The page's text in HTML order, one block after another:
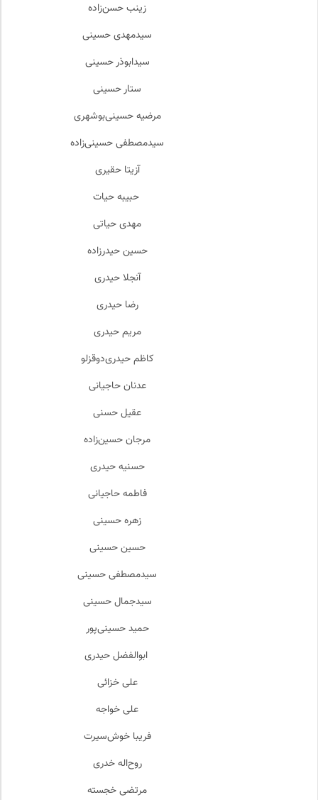
زینب حسن‌زاده
سیدمهدی حسینی
سیدابوذر حسینی
ستار حسینی
مرضیه حسینی‌بوشهری
سیدمصطفی حسینی‌زاده
آزیتا حقیری
حبیبه حیات
مهدی حیاتی
حسین حیدرزاده
آنجلا حیدری
رضا حیدری
مریم حیدری
کاظم حیدری‌دوقزلو
عدنان حاجیانی
عقیل حسنی
مرجان حسین‌زاده
حسنیه حیدری
فاطمه حاجیانی
زهره حسینی
حسین حسینی
سیدمصطفی حسینی
سیدجمال حسینی
حمید حسینی‌پور
ابوالفضل حیدری
علی خزائی
علی خواجه
فریبا خوش‌سیرت
روح‌اله خدری
مرتضی خجسته